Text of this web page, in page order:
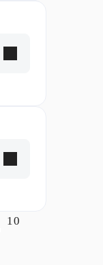
10